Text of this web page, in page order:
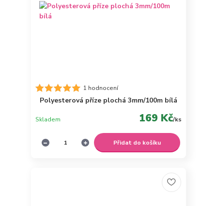
1 hodnocení
Polyesterová příze plochá 3mm/100m bílá
169 Kč/ks
Skladem
Přidat do košíku